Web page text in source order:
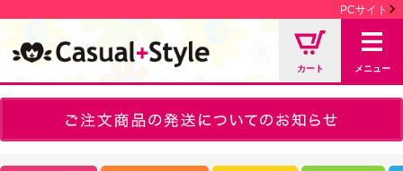
PCサイト
カート メニュー